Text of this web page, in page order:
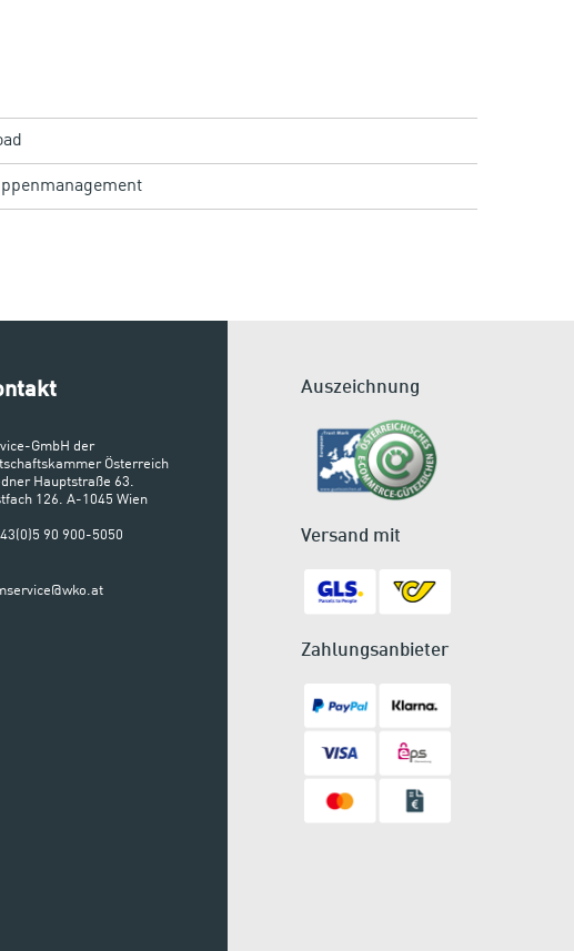
GmbH der
Österreich
Hauptstraße 63.
126. A-1045 Wien
90 900-5050
Auszeichnung
Versand mit
Zahlungsanbieter